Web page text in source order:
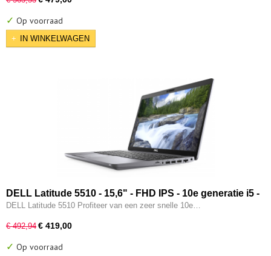
✓ Op voorraad
IN WINKELWAGEN
DELL Latitude 5510 - 15,6" - FHD IPS - 10e generatie i5 -
16GB - 256GB SSD - Type-C - Intel UHD - W11 Pro
DELL Latitude 5510 Profiteer van een zeer snelle 10e…
€ 492,94 € 419,00
✓ Op voorraad